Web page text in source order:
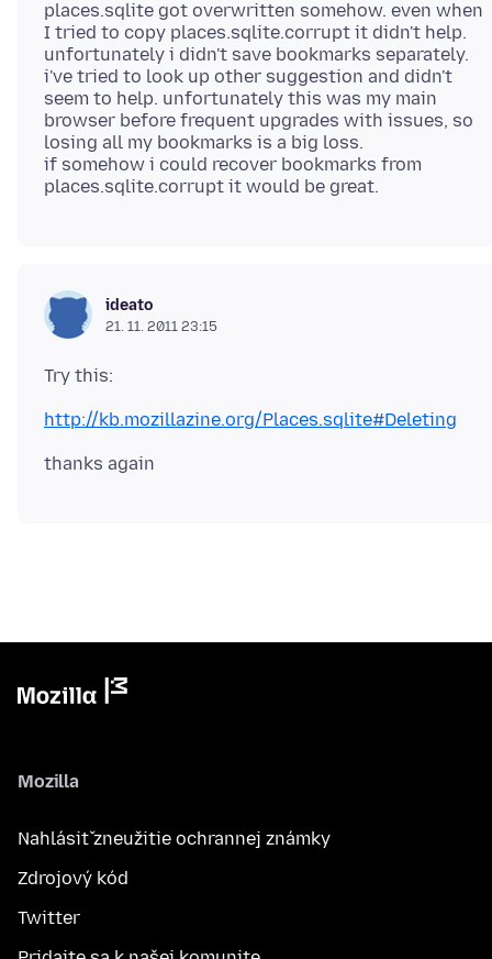
places.sqlite got overwritten somehow. even when
I tried to copy places.sqlite.corrupt it didn't help.
unfortunately i didn't save bookmarks separately.
i've tried to look up other suggestion and didn't
seem to help. unfortunately this was my main
browser before frequent upgrades with issues, so
losing all my bookmarks is a big loss.
if somehow i could recover bookmarks from
ideato
21. 11. 2011 23:15
http://kb.mozillazine.org/Places.sqlite#Deleting
Mozilla
Nahlásiť zneužitie ochrannej známky
Zdrojový kód
Twitter